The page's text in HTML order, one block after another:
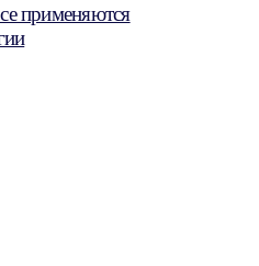
применяются